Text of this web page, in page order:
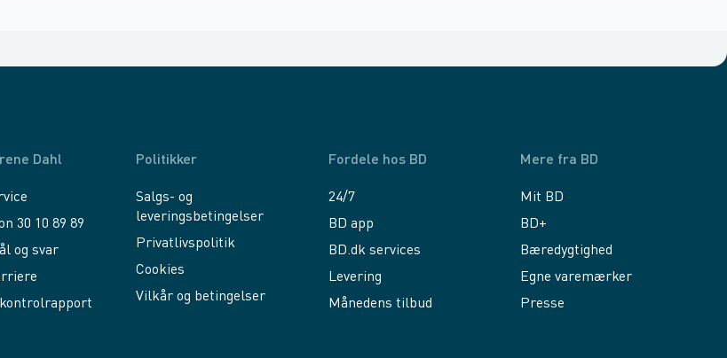
Dahl
30 10 89 89
og svar
Politikker
Salgs- og
leveringsbetingelser
Privatlivspolitik
Cookies
Vilkår og betingelser
Fordele hos BD
24/7
BD app
BD.dk services
Levering
Månedens tilbud
Mere fra BD
Mit BD
BD+
Bæredygtighed
Egne varemærker
Presse